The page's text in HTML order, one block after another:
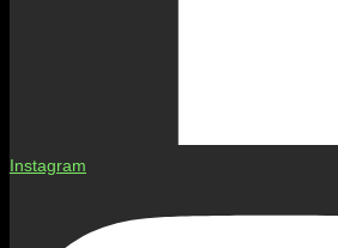
Instagram